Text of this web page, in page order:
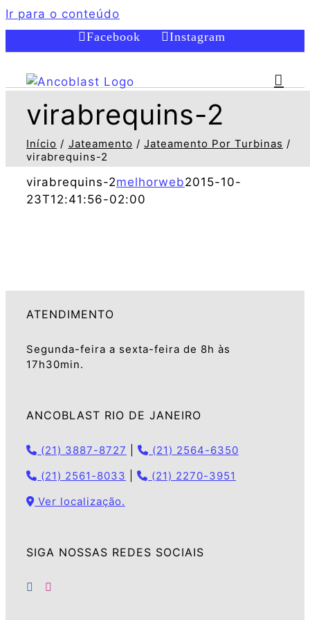
Ir para o conteúdo
Facebook
Instagram
virabrequins-2
Início Jateamento
Jateamento Por Turbinas
virabrequins-2
virabrequins-2melhorweb2015-10-
23T12:41:56-02:00
ATENDIMENTO
Segunda-feira a sexta-feira de 8h às
17h30min.
ANCOBLAST RIO DE JANEIRO
(21) 3887-8727
(21) 2564-6350
(21) 2561-8033
(21) 2270-3951
Ver localização.
SIGA NOSSAS REDES SOCIAIS